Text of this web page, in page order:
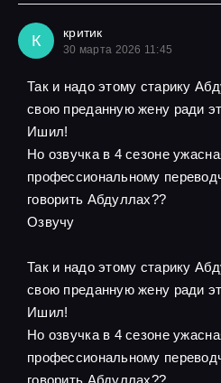
К критик
30 марта 2026 11:45
Так и надо этому старику
свою преданную жену ради
Ишил!
Но озвучка в 4 сезоне
профессиональному
говорить Абдуллах??
Озвучу
Так и надо этому старику
свою преданную жену ради
Ишил!
Но озвучка в 4 сезоне
профессиональному
говорить Абдуллах??